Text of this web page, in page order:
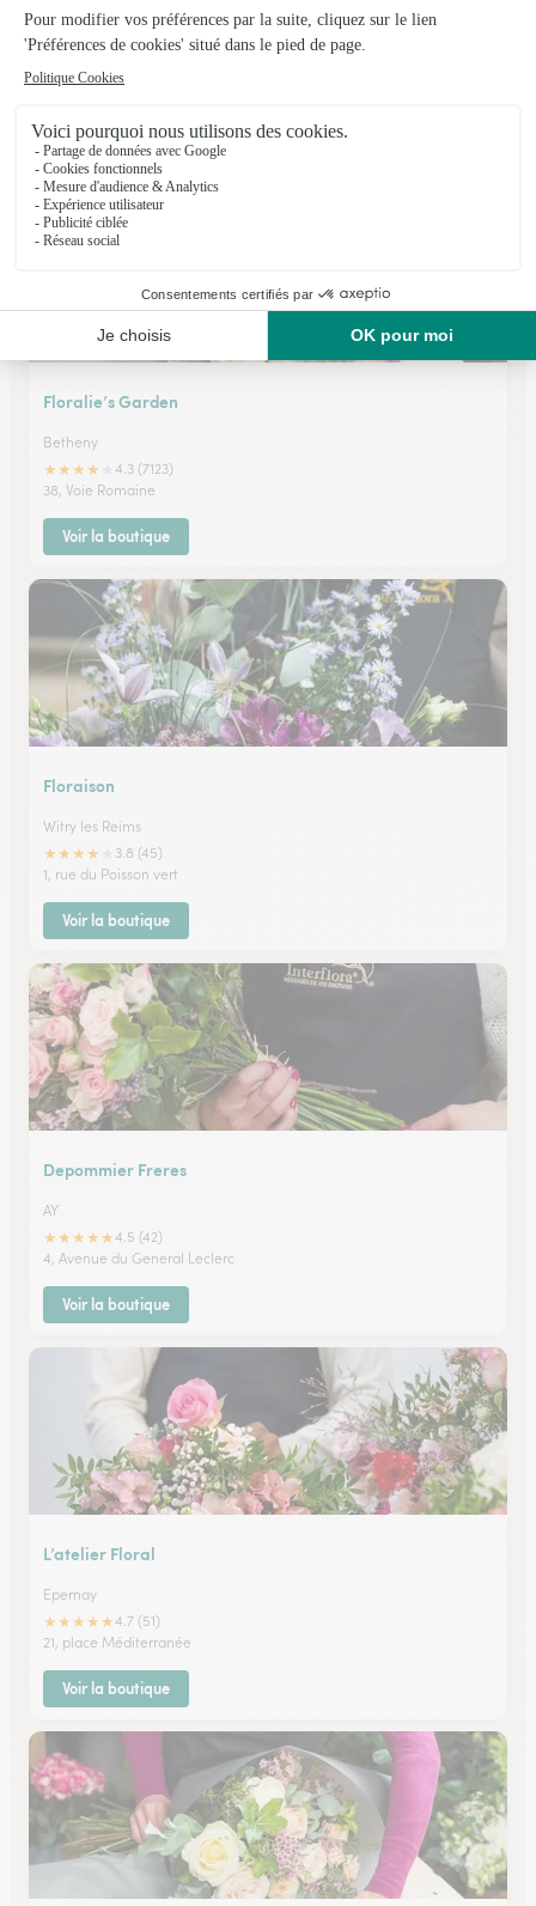
Jd Fleurs
★★★★★4.5 (188)
Voir la boutique
Floralie’s Garden
Betheny
★★★★
4.3 (7123)
38, Voie Romaine
Voir la boutique
Floraison
Witry les Reims
★★★★
3.8 (45)
1, rue du Poisson vert
Voir la boutique
Depommier Freres
AY
★★★★★4.5 (42)
4, Avenue du General Leclerc
Voir la boutique
L’atelier Floral
Epernay
★★★★★4.7 (51)
21, place Méditerranée
Voir la boutique